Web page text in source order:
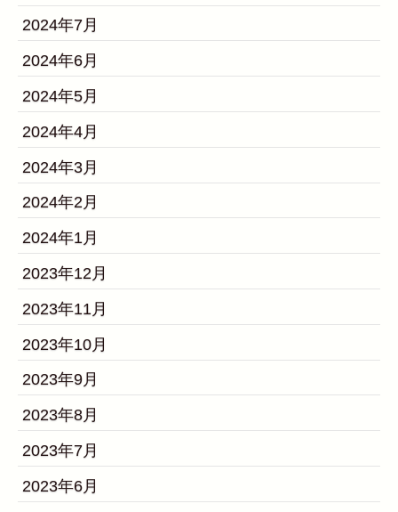
2024年7月
2024年6月
2024年5月
2024年4月
2024年3月
2024年2月
2024年1月
2023年12月
2023年11月
2023年10月
2023年9月
2023年8月
2023年7月
2023年6月